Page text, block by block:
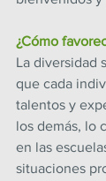
¿Cómo
La diversidad
que cada
talentos y
los demás, lo
en las
situaciones